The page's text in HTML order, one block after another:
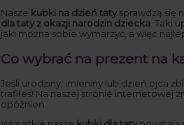
Nasze kubki na dzień taty sprawdzą się
dla taty z okazji narodzin dziecka . Taki
jaki można sobie wymarzyć, a więc
Co wybrać na prezent na
Jeśli urodziny, imieniny lub dzień ojca
trafiłeś! Na naszej stronie internetowej
opóźnień.